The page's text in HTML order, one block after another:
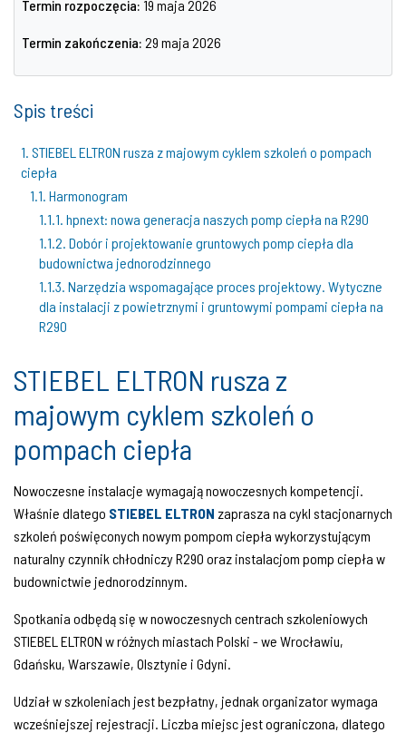
Termin rozpoczęcia: 19 maja 2026
Termin zakończenia: 29 maja 2026
Spis treści
1. STIEBEL ELTRON rusza z majowym cyklem szkoleń o pompach
ciepła
1.1. Harmonogram
1.1.1. hpnext: nowa generacja naszych pomp ciepła na R290
1.1.2. Dobór i projektowanie gruntowych pomp ciepła dla
budownictwa jednorodzinnego
1.1.3. Narzędzia wspomagające proces projektowy. Wytyczne
dla instalacji z powietrznymi i gruntowymi pompami ciepła na
R290
STIEBEL ELTRON rusza z
majowym cyklem szkoleń o
pompach ciepła
Nowoczesne instalacje wymagają nowoczesnych kompetencji.
Właśnie dlatego STIEBEL ELTRON zaprasza na cykl stacjonarnych
szkoleń poświęconych nowym pompom ciepła wykorzystującym
naturalny czynnik chłodniczy R290 oraz instalacjom pomp ciepła w
budownictwie jednorodzinnym.
Spotkania odbędą się w nowoczesnych centrach szkoleniowych
STIEBEL ELTRON w różnych miastach Polski - we Wrocławiu,
Gdańsku, Warszawie, Olsztynie i Gdyni.
Udział w szkoleniach jest bezpłatny, jednak organizator wymaga
wcześniejszej rejestracji. Liczba miejsc jest ograniczona, dlatego